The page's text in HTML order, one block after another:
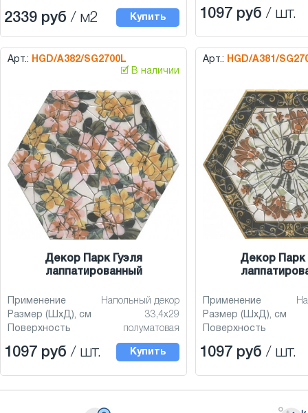
2339 руб / м2 Купить 1097 руб / шт.
Арт.:
HGD/A382/SG2700L
🗹 В наличии
Декор Парк Гуэля
лаппатированный
Применение
Напольный декор
Размер (ШхД), см
33,4x29
Поверхность
полуматовая
1097 руб / шт. Купить
Арт.: HGD/A381/
Декор Парк
Применение
Размер (ШхД), см
Поверхность
1097 руб / шт.